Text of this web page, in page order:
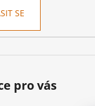
SE
pro vás